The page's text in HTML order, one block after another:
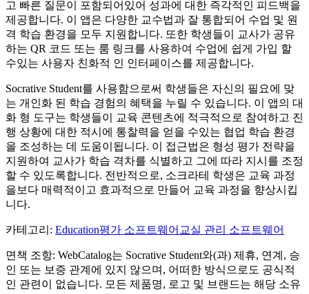
고 빠른 질문이 포함되어있어 성과에 대한 즉각적인 피드백을
제공합니다. 이 앱은 다양한 교수법과 잘 통합되어 수업 및 원
격 학습 환경을 모두 지원합니다. 또한 학생들이 교사가 공유
하는 QR 코드 또는 룸 링크를 사용하여 수업에 쉽게 가입 할
수있는 사용자 친화적 인 인터페이스를 제공합니다.
Socrative Student를 사용함으로써 학생들은 자신의 필요에 맞
는 개인화 된 학습 경험의 혜택을 누릴 수 있습니다. 이 앱의 대
화 형 도구는 학생들이 교육 콘텐츠에 적극적으로 참여하고 진
행 상황에 대한 적시에 통찰력을 얻을 수있는 협업 학습 환경
을 조성하는 데 도움이됩니다. 이 접근법은 형성 평가 전략을
지원하여 교사가 학습 격차를 식별하고 그에 따라 지시를 조정
할 수 있도록합니다. 전반적으로, 소크라테 학생은 교육 과정
을보다 매력적이고 효과적으로 만들어 교육 과정을 향상시킵
니다.
카테고리 : Education평가 소프트웨어 교실 관리 소프트웨어
면책 조항: WebCatalog는 Socrative Student와(과) 제휴, 연계, 승
인 또는 보증 관계에 있지 않으며, 어떠한 방식으로도 공식적
인 관련이 없습니다. 모든 제품명, 로고 및 브랜드는 해당 소유